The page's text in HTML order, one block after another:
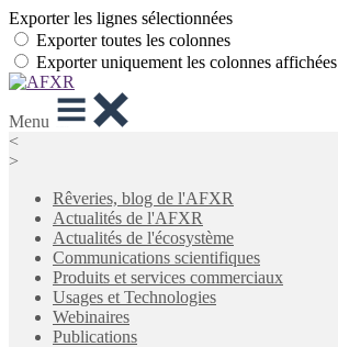
Exporter les lignes sélectionnées
Exporter toutes les colonnes
Exporter uniquement les colonnes affichées
Menu
<
>
Rêveries, blog de l'AFXR
Actualités de l'AFXR
Actualités de l'écosystème
Communications scientifiques
Produits et services commerciaux
Usages et Technologies
Webinaires
Publications